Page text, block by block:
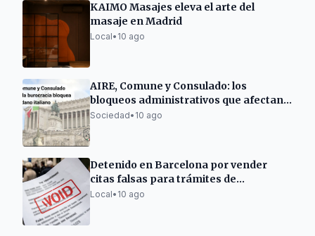
KAIMO Masajes eleva el arte del
masaje en Madrid
Local• 10 ago
AIRE, Comune y Consulado: los
bloqueos administrativos que afectan a
italianos residentes en el exterior
Sociedad• 10 ago
Detenido en Barcelona por vender
citas falsas para trámites de
extranjería
Local• 10 ago